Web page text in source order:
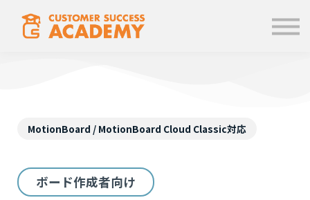
学ぶ
使い方
MotionBoard / MotionBoard Cloud Classic対応
ボード作成者向け